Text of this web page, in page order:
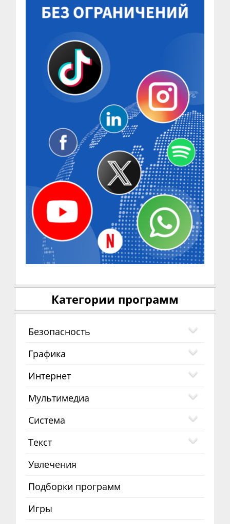
Категории программ
Безопасность
Графика
Интернет
Мультимедиа
Система
Текст
Увлечения
Подборки программ
Игры